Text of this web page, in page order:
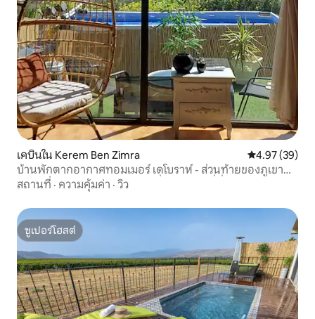
เคบินใน Kerem Ben Zimra คะแนนเฉลี่ย
4.97 (39)
บ้านพักตากอากาศทอมเมอร์ เดโบราห์ - ส่วนท้ายของภูเขาที่
หันหน้าไปทางวิวทิวทัศน์จากุซซี่ เป็นสถานที่ที่มีความเป็นส่วน
สถานที่ · ความคุ้มค่า · วิว
ซูเปอร์โฮสต์
ซูเปอร์โฮสต์